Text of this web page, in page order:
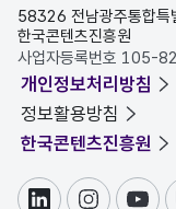
58326 전남광주통합특
한국콘텐츠진흥원
사업자등록번호 105-
개인정보처리방침
정보활용방침
한국콘텐츠진흥원